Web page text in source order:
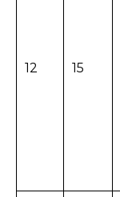
12 15